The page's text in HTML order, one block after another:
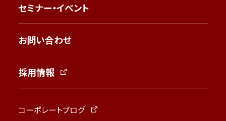
セミナー・イベント
お問い合わせ
採用情報
コーポレートブログ